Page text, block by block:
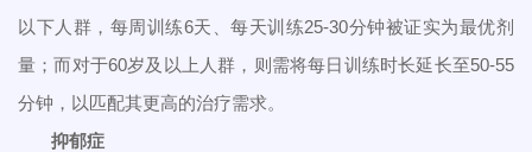
以下人群，每周训练6天、每天训练25-30分钟被证实为最优剂
量；而对于60岁及以上人群，则需将每日训练时长延长至50-55
分钟，以匹配其更高的治疗需求。
抑郁症